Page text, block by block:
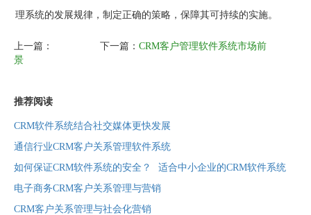
理系统的发展规律，制定正确的策略，保障其可持续的实施。
上一篇： 下一篇： CRM客户管理软件系统市场前
景
推荐阅读
CRM软件系统结合社交媒体更快发展
通信行业CRM客户关系管理软件系统
如何保证CRM软件系统的安全？
适合中小企业的CRM软件系统
电子商务CRM客户关系管理与营销
CRM客户关系管理与社会化营销